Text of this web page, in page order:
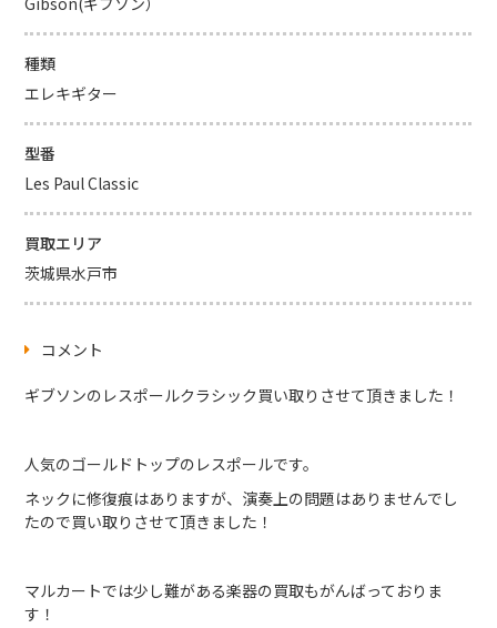
種類
エレキギター
型番
Les Paul Classic
買取エリア
茨城県水戸市
コメント
ギブソンのレスポールクラシック買い取りさせて頂きました！
人気のゴールドトップのレスポールです。
ネックに修復痕はありますが、演奏上の問題はありませんでし
たので買い取りさせて頂きました！
マルカートでは少し難がある楽器の買取もがんばっておりま
す！